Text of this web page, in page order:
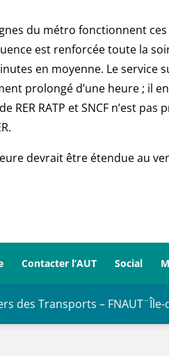
du métro fonctionnent
est renforcée toute la
en moyenne. Le service
prolongé d’une heure ; il
RER RATP et SNCF n’est
devrait être étendue au
Contacter l’AUT Social
des Transports – FNAUT¨Île-